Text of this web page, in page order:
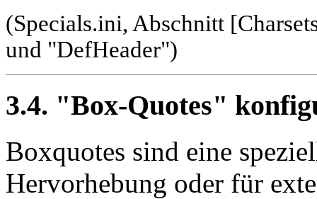
(Specials.ini, Abschnitt
und "DefHeader")
3.4. "Box-Quotes"
Boxquotes sind eine
Hervorhebung oder für